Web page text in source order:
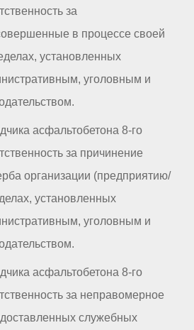
за
в процессе своей
установленных
уголовным и
асфальтобетона 8-го
за причинение
организации (предприятию/
установленных
уголовным и
асфальтобетона 8-го
за неправомерное
служебных